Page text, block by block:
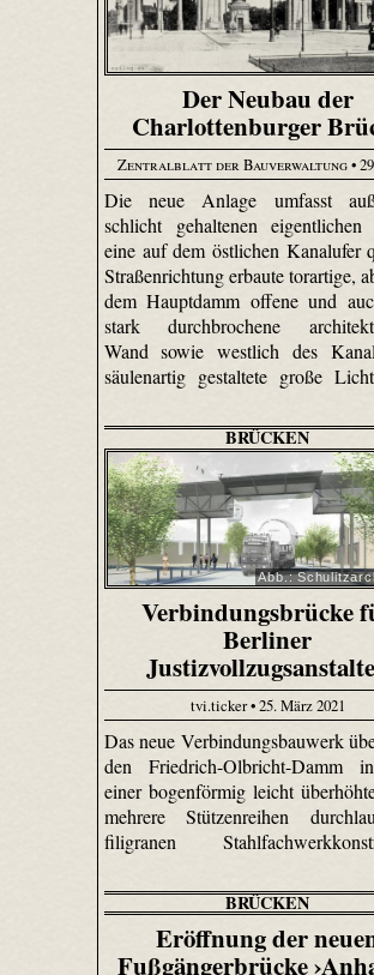
Der Neubau der
Charlottenburger
Zentralblatt der Bauverwaltung•
Die neue Anlage umfasst
schlicht gehaltenen eigentlichen
eine auf dem östlichen Kanalufer
Straßenrichtung erbaute torartige,
dem Hauptdamm offene und
stark durchbrochene
Wand sowie westlich des
säulenartig gestaltete große
BRÜCKEN
Abb.:
Verbindungsbrücke
Berliner
tvi.ticker • 25. März 2021
Das neue Verbindungsbauwerk
den Friedrich-Olbricht-Damm
einer bogenförmig leicht
mehrere Stützenreihen
filigranen
BRÜCKEN
Eröffnung der
Fußgängerbrücke